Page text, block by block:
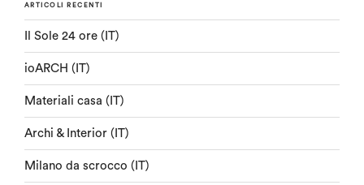
ARTICOLI RECENTI
Il Sole 24 ore (IT)
ioARCH (IT)
Materiali casa (IT)
Archi & Interior (IT)
Milano da scrocco (IT)